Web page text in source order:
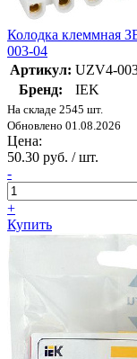
Колодка клеммная
003-04
Артикул: UZV4-
Бренд:
IEK
На складе 2545 шт.
Обновлено 01.08.2026
Цена:
50.30 руб. / шт.
-
+
Купить